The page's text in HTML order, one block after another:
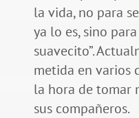
la vida, no para
ya lo es, sino
suavecito”.
metida en varios
la hora de tomar
sus compañeros.